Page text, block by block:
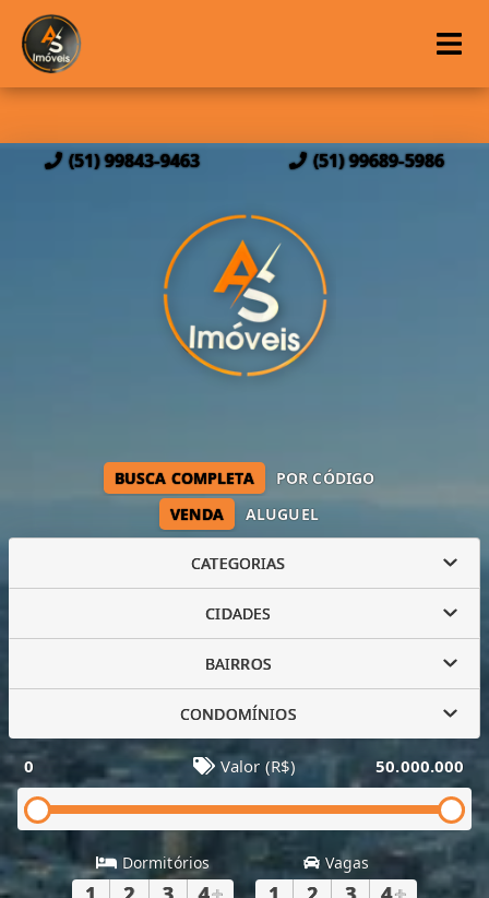
(51) 99843-9463 (51) 99689-5986
VENDA ALUGUEL
BUSCA COMPLETA POR CÓDIGO
CATEGORIAS
CIDADES
BAIRROS
CONDOMÍNIOS
0 Valor (R$) 50.000.000
Dormitórios Vagas